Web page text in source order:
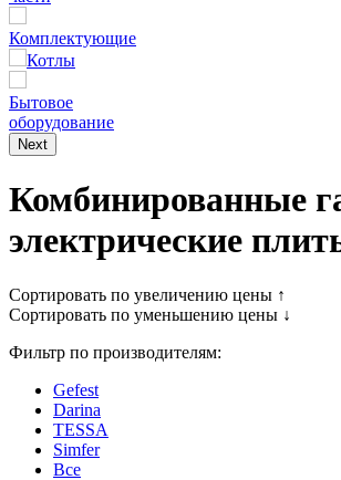
Комплектующие
Котлы
Бытовое
оборудование
Next
Комбинированные
электрические
Сортировать по увеличению цены ↑
Сортировать по уменьшению цены ↓
Фильтр по производителям:
Gefest
Darina
TESSA
Simfer
Все